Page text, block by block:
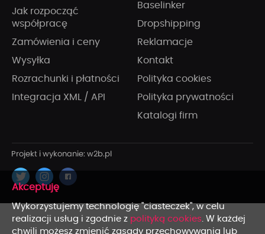
Jak rozpocząć
współpracę
Zamówienia i ceny
Wysyłka
Rozrachunki i płatności
Integracja XML / API
Baselinker
Dropshipping
Reklamacje
Kontakt
Polityka cookies
Polityka prywatności
Katalogi firm
x
Wykorzystujemy technologię "ciasteczek", w celu
realizacji usług i zgodnie z polityką cookies. W każdej
chwili możesz zmienić zasady przechowywania lub